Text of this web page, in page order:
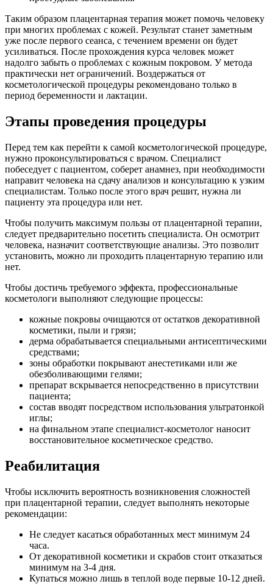
Таким образом плацентарная терапия может помочь человеку
при многих проблемах с кожей. Результат станет заметным
уже после первого сеанса, с течением времени он будет
усиливаться. После прохождения курса человек может
надолго забыть о проблемах с кожным покровом. У метода
практически нет ограничений. Воздержаться от
косметологической процедуры рекомендовано только в
период беременности и лактации.
Этапы проведения процедуры
Перед тем как перейти к самой косметологической процедуре,
нужно проконсультироваться с врачом. Специалист
побеседует с пациентом, соберет анамнез, при необходимости
направит человека на сдачу анализов и консультацию к узким
специалистам. Только после этого врач решит, нужна ли
пациенту эта процедура или нет.
Чтобы получить максимум пользы от плацентарной терапии,
следует предварительно посетить специалиста. Он осмотрит
человека, назначит соответствующие анализы. Это позволит
установить, можно ли проходить плацентарную терапию или
нет.
Чтобы достичь требуемого эффекта, профессиональные
косметологи выполняют следующие процессы:
кожные покровы очищаются от остатков декоративной
косметики, пыли и грязи;
дерма обрабатывается специальными антисептическими
средствами;
зоны обработки покрывают анестетиками или же
обезболивающими гелями;
препарат вскрывается непосредственно в присутствии
пациента;
состав вводят посредством использования ультратонкой
иглы;
на финальном этапе специалист-косметолог наносит
восстановительное косметическое средство.
Реабилитация
Чтобы исключить вероятность возникновения сложностей
при плацентарной терапии, следует выполнять некоторые
рекомендации:
Не следует касаться обработанных мест минимум 24
часа.
От декоративной косметики и скрабов стоит отказаться
минимум на 3-4 дня.
Купаться можно лишь в теплой воде первые 10-12 дней.